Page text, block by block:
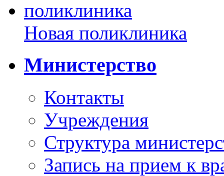
Новая поликлиника
Министерство
Контакты
Учреждения
Структура
Запись на прием к